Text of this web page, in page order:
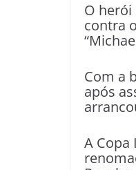
O
contra
Com a
após
A Copa